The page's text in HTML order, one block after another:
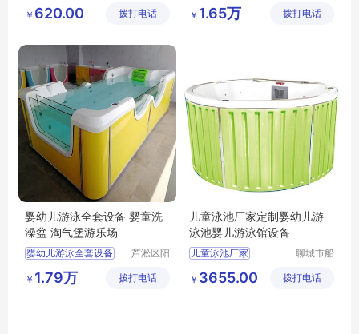
宝宝游泳池商用
童游泳馆
￥ 620.00 拨打电话
游泳缸母婴游泳设备
童游泳馆
￥ 1.65万 拨打电话
婴幼儿游泳全套设备 婴童洗
澡盆 淘气堡游乐场
婴幼儿游泳全套设备
淘气堡游乐场
芦淞区阳
童游泳馆
￥ 1.79万 拨打电话
儿童泳池厂家定制婴幼儿游
泳池婴儿游泳馆设备
儿童泳池厂家
婴儿游泳馆设备
聊城市船
乐设备有
￥ 3655.00 拨打电话